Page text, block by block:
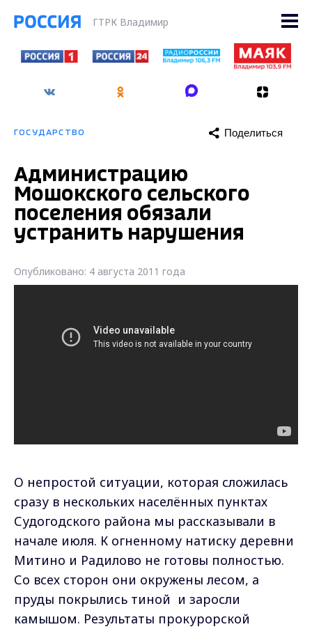
ГТРК Владимир
ГОСУДАРСТВО Поделиться
Администрацию
Мошокского сельского
поселения обязали
устранить нарушения
Опубликовано: 4 августа 2011 года
О непростой ситуации, которая сложилась
сразу в нескольких населённых пунктах
Судогодского района мы рассказывали в
начале июля. К огненному натиску деревни
Митино и Радилово не готовы полностью.
Со всех сторон они окружены лесом, а
пруды покрылись тиной и заросли
камышом. Результаты прокурорской